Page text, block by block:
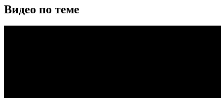
Видео по теме